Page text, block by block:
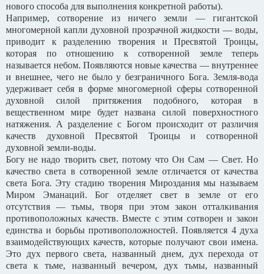
нового способа для выполнения конкретной работы).
Например, сотворение из ничего земли — гигантской
многомерной капли духовной прозрачной жидкости — воды,
приводит к разделению творения и Пресвятой Троицы,
которая по отношению к сотворенной земле теперь
называется небом. Появляются новые качества — внутреннее
и внешнее, чего не было у безграничного Бога. Земля-вода
удерживает себя в форме многомерной сферы сотворенной
духовной силой притяжения подобного, которая в
вещественном мире будет названа силой поверхностного
натяжения. А разделение с Богом происходит от различия
качеств духовной Пресвятой Троицы и сотворенной
духовной земли-воды.
Богу не надо творить свет, потому что Он Сам — Свет. Но
качество света в сотворенной земле отличается от качества
света Бога. Эту стадию творения Мироздания мы называем
Миром Эманаций. Бог отделяет свет в земле от его
отсутствия — тьмы, творя при этом закон отталкивания
противоположных качеств. Вместе с этим сотворен и закон
единства и борьбы противоположностей. Появляется 4 духа
взаимодействующих качеств, которые получают свои имена.
Это дух первого света, названный днем, дух перехода от
света к тьме, названный вечером, дух тьмы, названный